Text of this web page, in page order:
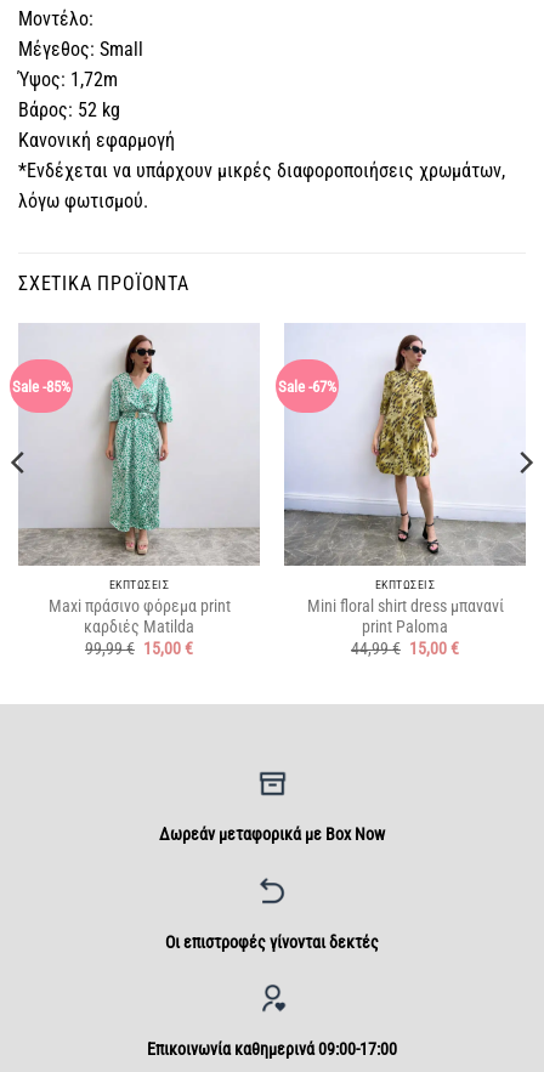
Μοντέλο:
Μέγεθος: Small
Ύψος: 1,72m
Βάρος: 52 kg
Κανονική εφαρμογή
*Ενδέχεται να υπάρχουν μικρές διαφοροποιήσεις χρωμάτων,
λόγω φωτισμού.
ΣΧΕΤΙΚΆ ΠΡΟΪΌΝΤΑ
Sale -85%
ΕΚΠΤΩΣΕΙΣ
Maxi πράσινο φόρεμα print
καρδιές Matilda
99,99€ Original
price
15,00€Η
15,00 €.
Sale -67%
ΕΚΠΤΩΣΕΙΣ
Mini floral shirt dress μπανανί
print Paloma
44,99€ Original
price
15,00€Η
15,00 €.
Δωρεάν μεταφορικά με Box Now
Οι επιστροφές γίνονται δεκτές
Επικοινωνία καθημερινά 09:00-17:00